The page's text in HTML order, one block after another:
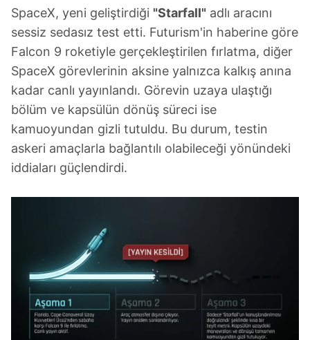
SpaceX, yeni geliştirdiği "Starfall" adlı aracını
sessiz sedasız test etti. Futurism'in haberine göre
Falcon 9 roketiyle gerçekleştirilen fırlatma, diğer
SpaceX görevlerinin aksine yalnızca kalkış anına
kadar canlı yayınlandı. Görevin uzaya ulaştığı
bölüm ve kapsülün dönüş süreci ise
kamuoyundan gizli tutuldu. Bu durum, testin
askeri amaçlarla bağlantılı olabileceği yönündeki
iddiaları güçlendirdi.